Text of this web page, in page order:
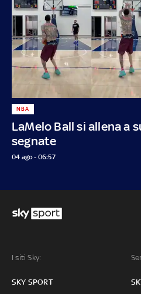
LaMelo Ball si allena a
segnate
NBA
04 ago - 06:57
I siti Sky:
SKY SPORT